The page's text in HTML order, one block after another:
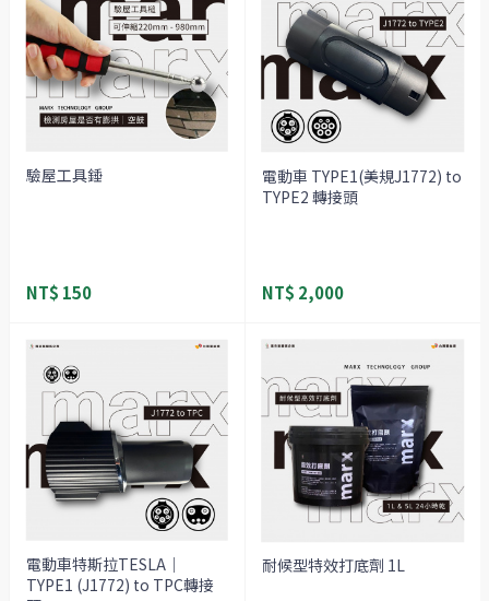
驗屋工具錘
NT$ 150
電動車 TYPE1(美規J1772) to
TYPE2 轉接頭
NT$ 2,000
電動車特斯拉TESLA｜
TYPE1 (J1772) to TPC轉接
耐候型特效打底劑 1L